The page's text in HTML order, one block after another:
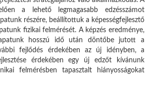
a lehető legmagasabb edzésszámot
részére, beállítottuk a képességfejlesztő
fizikai felmérését. A képzés eredménye,
hosszú idő után döntőbe jutott a
fejlődés érdekében az új idényben, a
érdekében egy új edzőt kívánunk
felmérésben tapasztalt hiányosságokat